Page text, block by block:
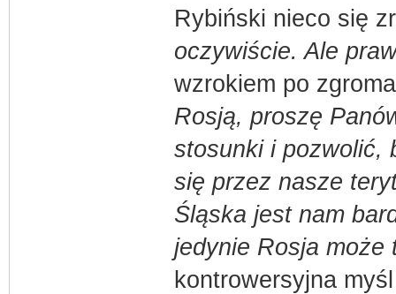
Rybiński nieco się
oczywiście. Ale
wzrokiem po
Rosją, proszę
stosunki i pozwolić,
się przez nasze
Śląska jest nam
jedynie Rosja może
kontrowersyjna